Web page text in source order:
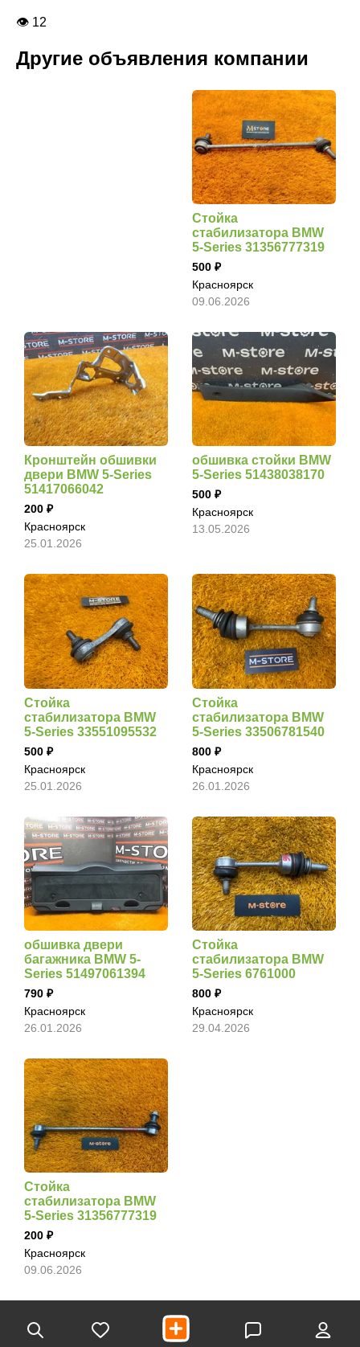
👁 12
Другие объявления компании
Стойка
стабилизатора BMW
5-Series 31356777319
500
Красноярск
09.06.2026
Кронштейн обшивки
двери BMW 5-Series
51417066042
200
Красноярск
25.01.2026
обшивка стойки BMW
5-Series 51438038170
500
Красноярск
13.05.2026
Стойка
стабилизатора BMW
5-Series 33551095532
500
Красноярск
25.01.2026
Стойка
стабилизатора BMW
5-Series 33506781540
800
Красноярск
26.01.2026
обшивка двери
багажника BMW 5-
Series 51497061394
790
Красноярск
26.01.2026
Стойка
стабилизатора BMW
5-Series 6761000
800
Красноярск
29.04.2026
Стойка
стабилизатора BMW
5-Series 31356777319
200
Красноярск
09.06.2026